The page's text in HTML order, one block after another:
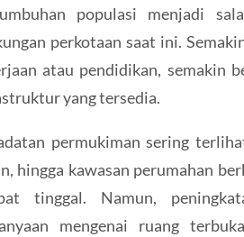
populasi menjadi
perkotaan saat ini.
atau pendidikan, semakin
yang tersedia.
permukiman sering
hingga kawasan perumahan
tinggal. Namun,
mengenai ruang